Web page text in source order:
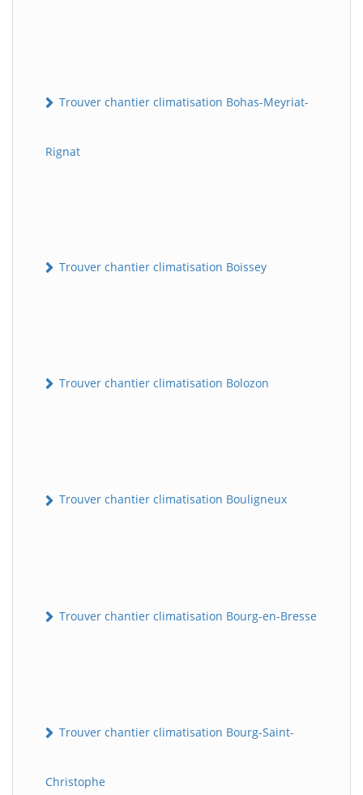
Trouver chantier climatisation Bohas-Meyriat-
Rignat
Trouver chantier climatisation Boissey
Trouver chantier climatisation Bolozon
Trouver chantier climatisation Bouligneux
Trouver chantier climatisation Bourg-en-Bresse
Trouver chantier climatisation Bourg-Saint-
Christophe